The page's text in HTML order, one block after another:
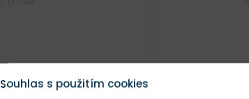
Souhlas s použitím cookies